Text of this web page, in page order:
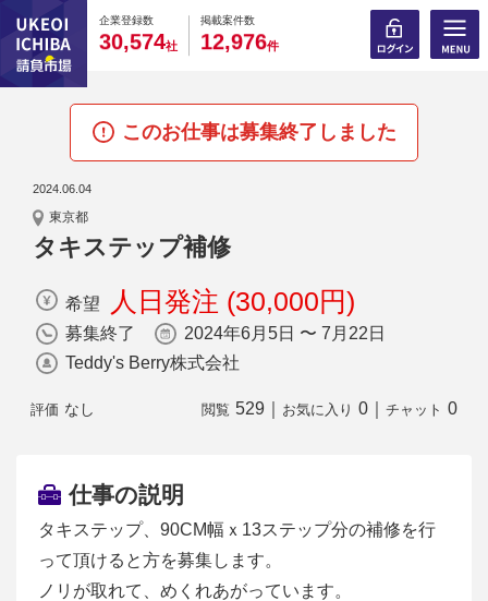
企業登録数
0
3
0
0,
0
5
0
74社
掲載案件数
0
1
0
2,
0
9
0
76件
このお仕事は募集終了しました
2024.06.04
東京都
タキステップ補修
希望 人日発注 (30,000円)
募集終了
2024年6月5日 〜 7月22日
Teddy's Berry株式会社
評価 なし 閲覧 529 お気に入り 0 チャット 0
仕事の説明
タキステップ、90CM幅ｘ13ステップ分の補修を行
って頂けると方を募集します。
ノリが取れて、めくれあがっています。